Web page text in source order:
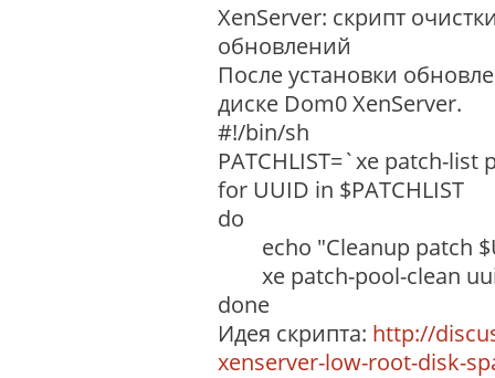
XenServer: скрипт
обновлений
После установки
диске Dom0 XenServer.
#!/bin/sh
PATCHLIST=`xe patch-
for UUID in $PATCHLIST
do
echo "Cleanup patch
xe patch-pool-clean
done
Идея скрипта: http://
xenserver-low-root-disk-